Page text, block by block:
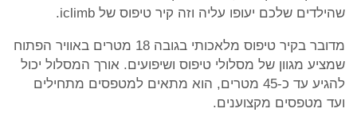
שהילדים שלכם יעופו עליה וזה קיר טיפוס של iclimb.
מדובר בקיר טיפוס מלאכותי בגובה 18 מטרים באוויר הפתוח
שמציע מגוון של מסלולי טיפוס ושיפועים. אורך המסלול יכול
להגיע עד כ-45 מטרים, הוא מתאים למטפסים מתחילים
ועד מטפסים מקצוענים.